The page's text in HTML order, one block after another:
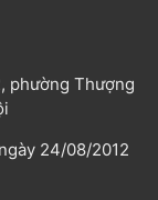
phường Thượng
24/08/2012